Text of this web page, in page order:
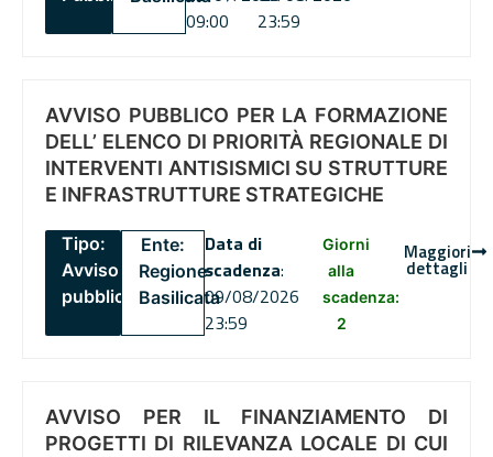
09:00
23:59
AVVISO PUBBLICO PER LA FORMAZIONE
DELL’ ELENCO DI PRIORITÀ REGIONALE DI
INTERVENTI ANTISISMICI SU STRUTTURE
E INFRASTRUTTURE STRATEGICHE
Tipo:
Avviso
pubblico
Ente:
Regione
Basilicata
Data di
scadenza:
09/08/2026
23:59
Giorni
alla
scadenza:
2
Maggiori
dettagli
AVVISO PER IL FINANZIAMENTO DI
PROGETTI DI RILEVANZA LOCALE DI CUI